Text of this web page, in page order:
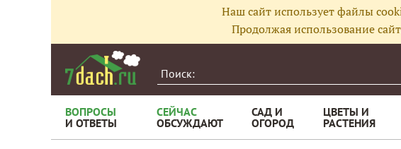
Наш сайт использует файлы
Продолжая использование
ВОПРОСЫ
И ОТВЕТЫ
СЕЙЧАС
ОБСУЖДАЮТ
САД И
ОГОРОД
ЦВЕТЫ И
РАСТЕНИЯ